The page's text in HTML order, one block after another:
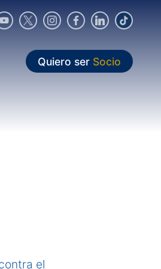
Quiero ser Socio
el